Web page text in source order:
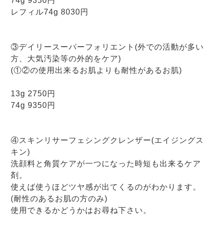
レフィル74g 8030円
③デイリースーパーフォリエント(外での活動が多い
方、大気汚染等の外的をケア)
(①②の使用出来るお肌よりも耐性があるお肌)
13g 2750円
74g 9350円
④スキンリサーフェシングクレンザー(エイジングス
キン)
洗顔料と角質ケアが一つになった時短も出来るケア
剤。
使えば使うほどツヤ感が出てくるのがわかります。
(耐性のあるお肌の方のみ)
使用できるかどうかはお尋ね下さい。